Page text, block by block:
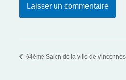
64ème Salon de la ville de Vincennes